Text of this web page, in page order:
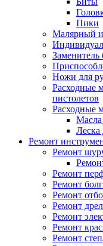
Пики
Малярный
Заменитель
Ножи для
Расходные
пистолетов
Расходные
Масла
Леска
Ремонт
Ремонт
Ремонт
Ремонт
Ремонт
Ремонт
Ремонт
Ремонт
Ремонт